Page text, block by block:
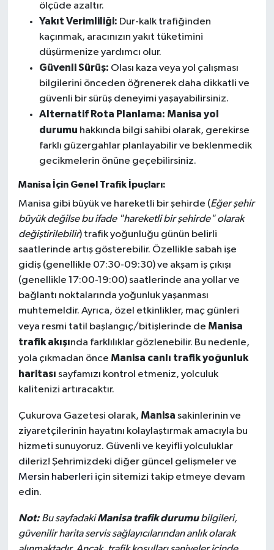
ölçüde azaltır.
Yakıt Verimliliği: Dur-kalk trafiğinden
kaçınmak, aracınızın yakıt tüketimini
düşürmenize yardımcı olur.
Güvenli Sürüş: Olası kaza veya yol çalışması
bilgilerini önceden öğrenerek daha dikkatli ve
güvenli bir sürüş deneyimi yaşayabilirsiniz.
Alternatif Rota Planlama: Manisa yol
durumu hakkında bilgi sahibi olarak, gerekirse
farklı güzergahlar planlayabilir ve beklenmedik
gecikmelerin önüne geçebilirsiniz.
Manisa İçin Genel Trafik İpuçları:
Manisa gibi büyük ve hareketli bir şehirde (Eğer şehir
büyük değilse bu ifade "hareketli bir şehirde" olarak
değiştirilebilir) trafik yoğunluğu günün belirli
saatlerinde artış gösterebilir. Özellikle sabah işe
gidiş (genellikle 07:30-09:30) ve akşam iş çıkışı
(genellikle 17:00-19:00) saatlerinde ana yollar ve
bağlantı noktalarında yoğunluk yaşanması
muhtemeldir. Ayrıca, özel etkinlikler, maç günleri
veya resmi tatil başlangıç/bitişlerinde de Manisa
trafik akışında farklılıklar gözlenebilir. Bu nedenle,
yola çıkmadan önce Manisa canlı trafik yoğunluk
haritası sayfamızı kontrol etmeniz, yolculuk
kalitenizi artıracaktır.
Çukurova Gazetesi olarak, Manisa sakinlerinin ve
ziyaretçilerinin hayatını kolaylaştırmak amacıyla bu
hizmeti sunuyoruz. Güvenli ve keyifli yolculuklar
dileriz! Şehrimizdeki diğer güncel gelişmeler ve
Mersin haberleri için sitemizi takip etmeye devam
edin.
Not:Bu sayfadakiManisa trafik durumubilgileri,
güvenilir harita servis sağlayıcılarından anlık olarak